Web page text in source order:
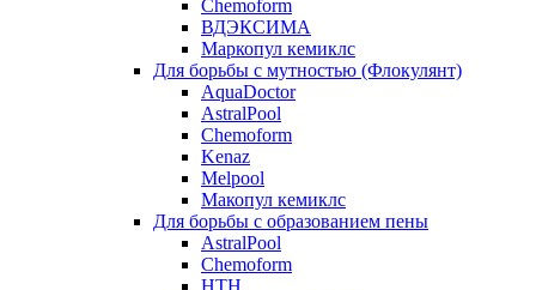
Chemoform
ВДЭКСИМА
Маркопул кемиклс
Для борьбы с мутностью (Флокулянт)
AquaDoctor
AstralPool
Chemoform
Kenaz
Melpool
Макопул кемиклс
Для борьбы с образованием пены
AstralPool
Chemoform
HTH